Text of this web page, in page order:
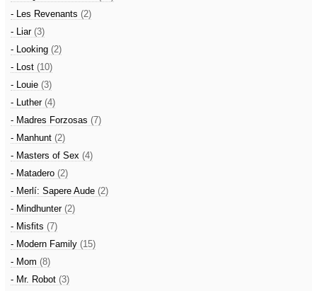
- Les Revenants (2)
- Liar (3)
- Looking (2)
- Lost (10)
- Louie (3)
- Luther (4)
- Madres Forzosas (7)
- Manhunt (2)
- Masters of Sex (4)
- Matadero (2)
- Merlí: Sapere Aude (2)
- Mindhunter (2)
- Misfits (7)
- Modern Family (15)
- Mom (8)
- Mr. Robot (3)